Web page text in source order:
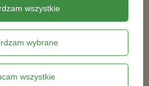
wybrane
wszystkie
wszystkie